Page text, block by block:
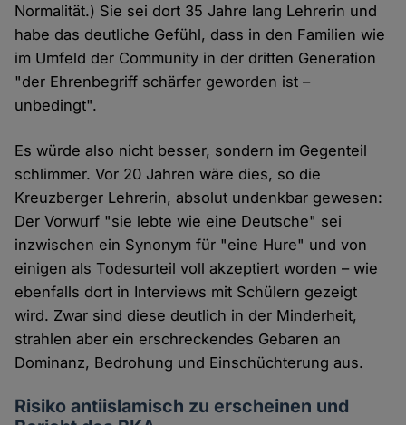
Normalität.) Sie sei dort 35 Jahre lang Lehrerin und
habe das deutliche Gefühl, dass in den Familien wie
im Umfeld der Community in der dritten Generation
"der Ehrenbegriff schärfer geworden ist –
unbedingt".
Es würde also nicht besser, sondern im Gegenteil
schlimmer. Vor 20 Jahren wäre dies, so die
Kreuzberger Lehrerin, absolut undenkbar gewesen:
Der Vorwurf "sie lebte wie eine Deutsche" sei
inzwischen ein Synonym für "eine Hure" und von
einigen als Todesurteil voll akzeptiert worden – wie
ebenfalls dort in Interviews mit Schülern gezeigt
wird. Zwar sind diese deutlich in der Minderheit,
strahlen aber ein erschreckendes Gebaren an
Dominanz, Bedrohung und Einschüchterung aus.
Risiko antiislamisch zu erscheinen und